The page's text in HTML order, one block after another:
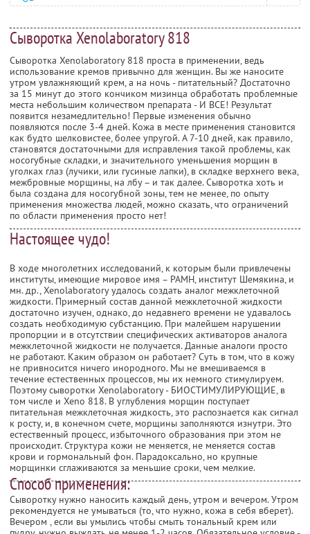
Сыворотка Xenolaboratory 818
Сыворотка Xenolaboratory 818 проста в применении, ведь
использование кремов привычно для женщин. Вы же наносите
утром увлажняющий крем, а на ночь - питательный? Достаточно
за 15 минут до этого кончиком мизинца обработать проблемные
места небольшим количеством препарата - И ВСЕ! Результат
появится незамедлительно! Первые изменения обычно
появляются после 3-4 дней. Кожа в месте применения становится
как будто шелковистее, более упругой. А 7-10 дней, как правило,
становятся достаточными для исправления такой проблемы, как
носогубные складки, и значительного уменьшения морщин в
уголках глаз (лучики, или гусиные лапки), в складке верхнего века,
межбровные морщины, на лбу – и так далее. Сыворотка хоть и
была создана для носогубной зоны, тем не менее, по опыту
применения множества людей, можно сказать, что ограничений
по области применения просто нет!
Настоящее чудо!
В ходе многолетних исследований, к которым были привлечены
институты, имеющие мировое имя – РАМН, институт Шемякина, и
мн. др., Xenolaboratory удалось создать аналог межклеточной
жидкости. Примерный состав данной межклеточной жидкости
достаточно изучен, однако, до недавнего времени не удавалось
создать необходимую субстанцию. При малейшем нарушении
пропорции и в отсутствии специфических активаторов аналога
межклеточной жидкости не получается. Данные аналоги просто
не работают. Каким образом он работает? Суть в том, что в кожу
не привносится ничего инородного. Мы не вмешиваемся в
течение естественных процессов, мы их немного стимулируем.
Поэтому сыворотки Xenolaboratory - БИОСТИМУЛИРУЮЩИЕ, в
том числе и Xeno 818. В углубления морщин поступает
питательная межклеточная жидкость, это распознается как сигнал
к росту, и, в конечном счете, морщины заполняются изнутри. Это
естественный процесс, избыточного образования при этом не
происходит. Структура кожи не меняется, не меняется состав
крови и гормональный фон. Парадоксально, но крупные
морщинки сглаживаются за меньшие сроки, чем мелкие.
Способ применения:
Cыворотку нужно наносить каждый день, утром и вечером. Утром
рекомендуется не умываться (то, что нужно, кожа в себя вберет).
Вечером , если вы умылись чтобы смыть тональный крем или